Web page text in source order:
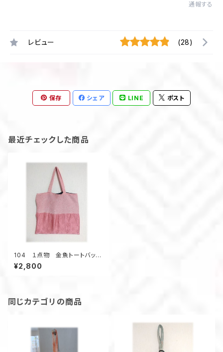
通報する
レビュー (28)
保存 シェア LINE ポスト
最近チェックした商品
104 １点物 金魚トートバッ
グ エコバッグ 絞り着物リメイ
ク ピンク 黒 A4 ポケット
¥2,800
同じカテゴリの商品